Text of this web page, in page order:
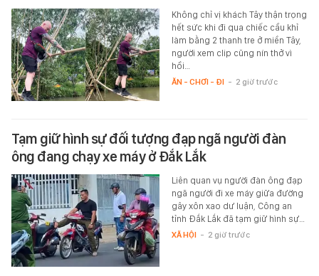
Không chỉ vị khách Tây thận trọng
hết sức khi đi qua chiếc cầu khỉ
làm bằng 2 thanh tre ở miền Tây,
người xem clip cũng nín thở vì
hồi…
ĂN - CHƠI - ĐI - 2 giờ trước
Tạm giữ hình sự đối tượng đạp ngã người đàn
ông đang chạy xe máy ở Đắk Lắk
Liên quan vụ người đàn ông đạp
ngã người đi xe máy giữa đường
gây xôn xao dư luận, Công an
tỉnh Đắk Lắk đã tạm giữ hình sự…
XÃ HỘI - 2 giờ trước